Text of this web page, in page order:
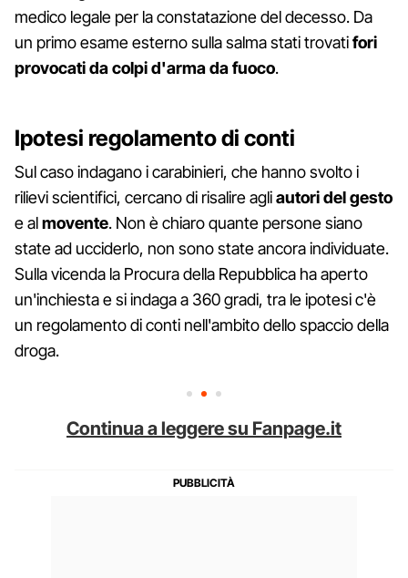
medico legale per la constatazione del decesso. Da
un primo esame esterno sulla salma stati trovatifori
provocati da colpi d'arma da fuoco.
Ipotesi regolamento di conti
Sul caso indagano i carabinieri, che hanno svolto i
rilievi scientifici, cercano di risalire agliautori del gesto
e almovente. Non è chiaro quante persone siano
state ad ucciderlo, non sono state ancora individuate.
Sulla vicenda la Procura della Repubblica ha aperto
un'inchiesta e si indaga a 360 gradi, tra le ipotesi c'è
un regolamento di conti nell'ambito dello spaccio della
droga.
Continua a leggere su Fanpage.it